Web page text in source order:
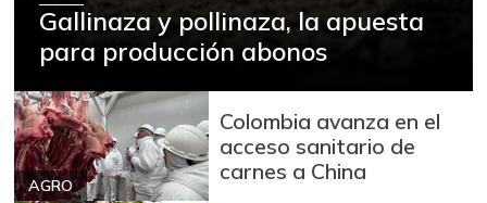
Gallinaza y pollinaza, la apuesta
para producción abonos
AGRO
Colombia avanza en el
acceso sanitario de
carnes a China